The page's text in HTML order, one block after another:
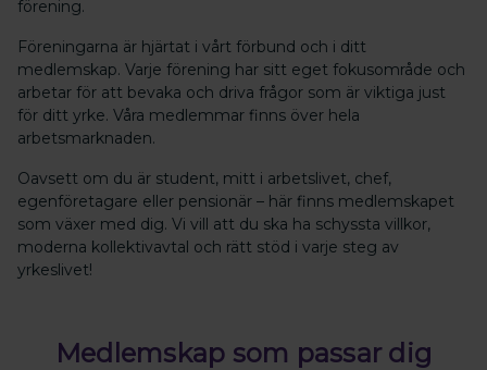
förening.
Föreningarna är hjärtat i vårt förbund och i ditt
medlemskap. Varje förening har sitt eget fokusområde och
arbetar för att bevaka och driva frågor som är viktiga just
för ditt yrke. Våra medlemmar finns över hela
arbetsmarknaden.
Oavsett om du är student, mitt i arbetslivet, chef,
egenföretagare eller pensionär – här finns medlemskapet
som växer med dig. Vi vill att du ska ha schyssta villkor,
moderna kollektivavtal och rätt stöd i varje steg av
yrkeslivet!
Medlemskap som passar dig